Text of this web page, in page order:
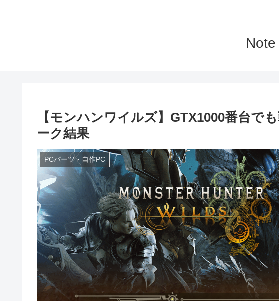
【モンハンワイルズ】GTX1000番台で
ーク結果
PCパーツ・自作PC